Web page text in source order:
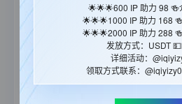
🔔 在采集的时候如果出现xml
采集插件里的采集时间间隔那
就能基本解决问题了。
😇本站图片地址每日更换,请勿
把图片下载到本地，以免杜绝
🌟🌟🌟600 IP 助力 98 🍻
🌟🌟🌟1000 IP 助力 168
🌟🌟🌟2000 IP 助力 288
发放方式：USDT
详细活动：
领取方式联系：